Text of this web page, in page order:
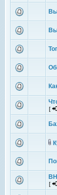
[
[